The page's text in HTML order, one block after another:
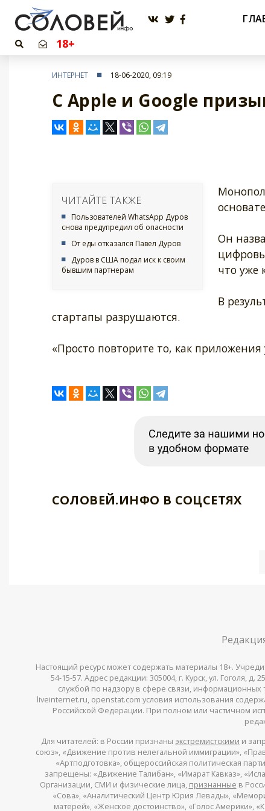
18+
ИНТЕРНЕТ 18-06-2020, 09:19
С Apple и Google
ЧИТАЙТЕ ТАКЖЕ
Пользователей WhatsApp Дуров
снова предупредил об опасности
От еды отказался Павел Дуров
Дуров в США подал иск к своим
бывшим партнерам
Он
что уже
В
стартапы разрушаются.
«Просто повторите то, как
СОЛОВЕЙ.ИНФО В СОЦСЕТЯХ
Настоящий ресурс может содержать материалы 18+.
54-15-57. Адрес редакции: 305004, г. Курск, ул. Гоголя,
службой по надзору в сфере связи, информационных
liveinternet.ru, openstat.com условия использования
Российской Федерации. При полном или частичном
Для читателей: в России признаны экстремистскими и
союз», «Движение против нелегальной иммиграции»,
«Артподготовка», общероссийская политическая
запрещены: «Движение Талибан», «Имарат Кавказ»,
Организации, СМИ и физические лица, признанные в
«Сова», «Аналитический Центр Юрия Левады»,
матерей», «Женское достоинство», «Голос